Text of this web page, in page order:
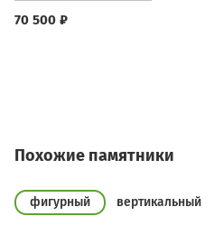
70 500 ₽
Похожие памятники
фигурный вертикальный